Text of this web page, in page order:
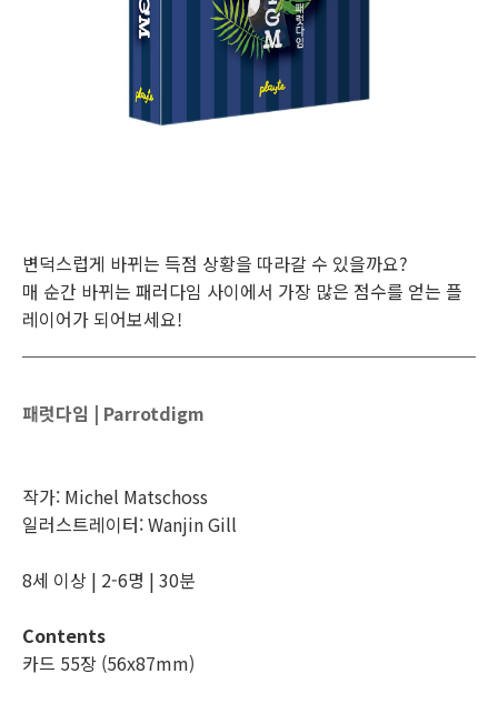
변덕스럽게 바뀌는 득점 상황을 따라갈 수 있을까요?
매 순간 바뀌는 패러다임 사이에서 가장 많은 점수를 얻는 플
레이어가 되어보세요!
패럿다임 | Parrotdigm
작가: Michel Matschoss
일러스트레이터: Wanjin Gill
8세 이상 | 2-6명 | 30분
Contents
카드 55장 (56x87mm)